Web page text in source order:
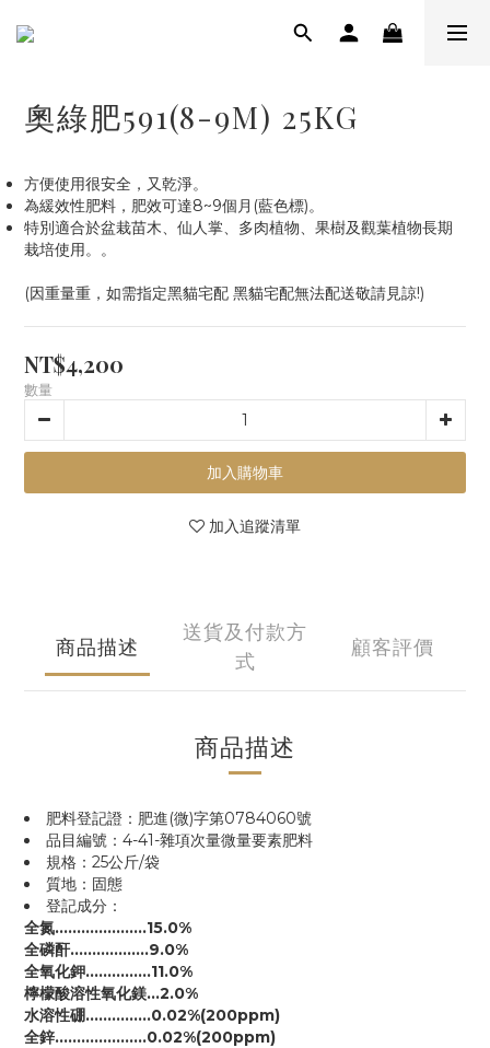
奧綠肥591(8-9M) 25KG
方便使用很安全，又乾淨。
為緩效性肥料，肥效可達8~9個月(藍色標)。
特別適合於盆栽苗木、仙人掌、多肉植物、果樹及觀葉植物長期
栽培使用。。
(因重量重，如需指定黑貓宅配 黑貓宅配無法配送敬請見諒!)
NT$4,200
數量
加入購物車
加入追蹤清單
商品描述
送貨及付款方
式
顧客評價
商品描述
肥料登記證：肥進(微)字第0784060號
品目編號：4-41-雜項次量微量要素肥料
規格：25公斤/袋
質地：固態
登記成分：
全氮…………………15.0%
全磷酐………………9.0%
全氧化鉀……………11.0%
檸檬酸溶性氧化鎂…2.0%
水溶性硼……………0.02%(200ppm)
全鋅…………………0.02%(200ppm)